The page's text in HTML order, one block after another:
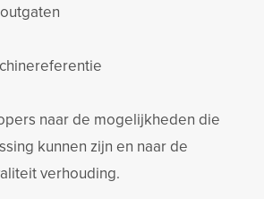
naar de mogelijkheden die
kunnen zijn en naar de
verhouding.